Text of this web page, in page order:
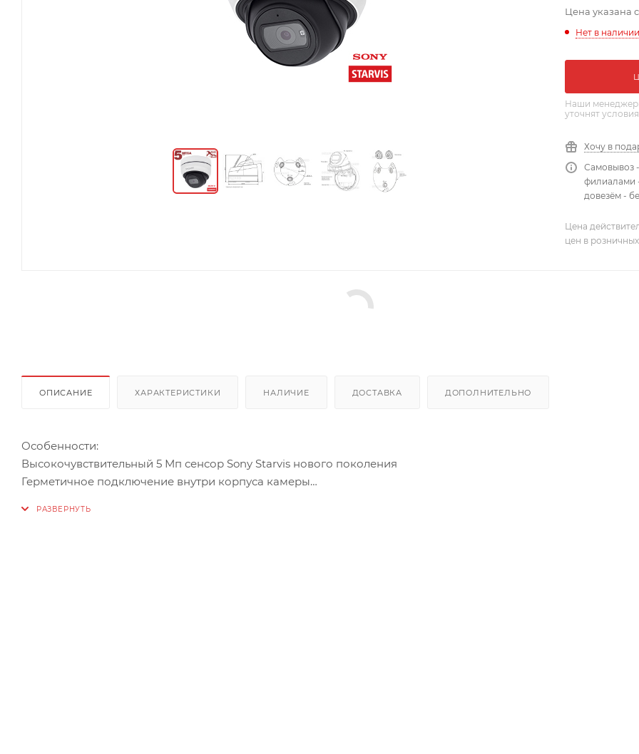
Цена указана
Нет в наличии
Наши
уточнят
Хочу в
Самовывоз
филиалами
довезём -
Цена
цен в
ОПИСАНИЕ ХАРАКТЕРИСТИКИ НАЛИЧИЕ ДОСТАВКА ДОПОЛНИТЕЛЬНО
Особенности:
Высокочувствительный 5 Мп сенсор Sony Starvis нового поколения
Герметичное подключение внутри корпуса камеры